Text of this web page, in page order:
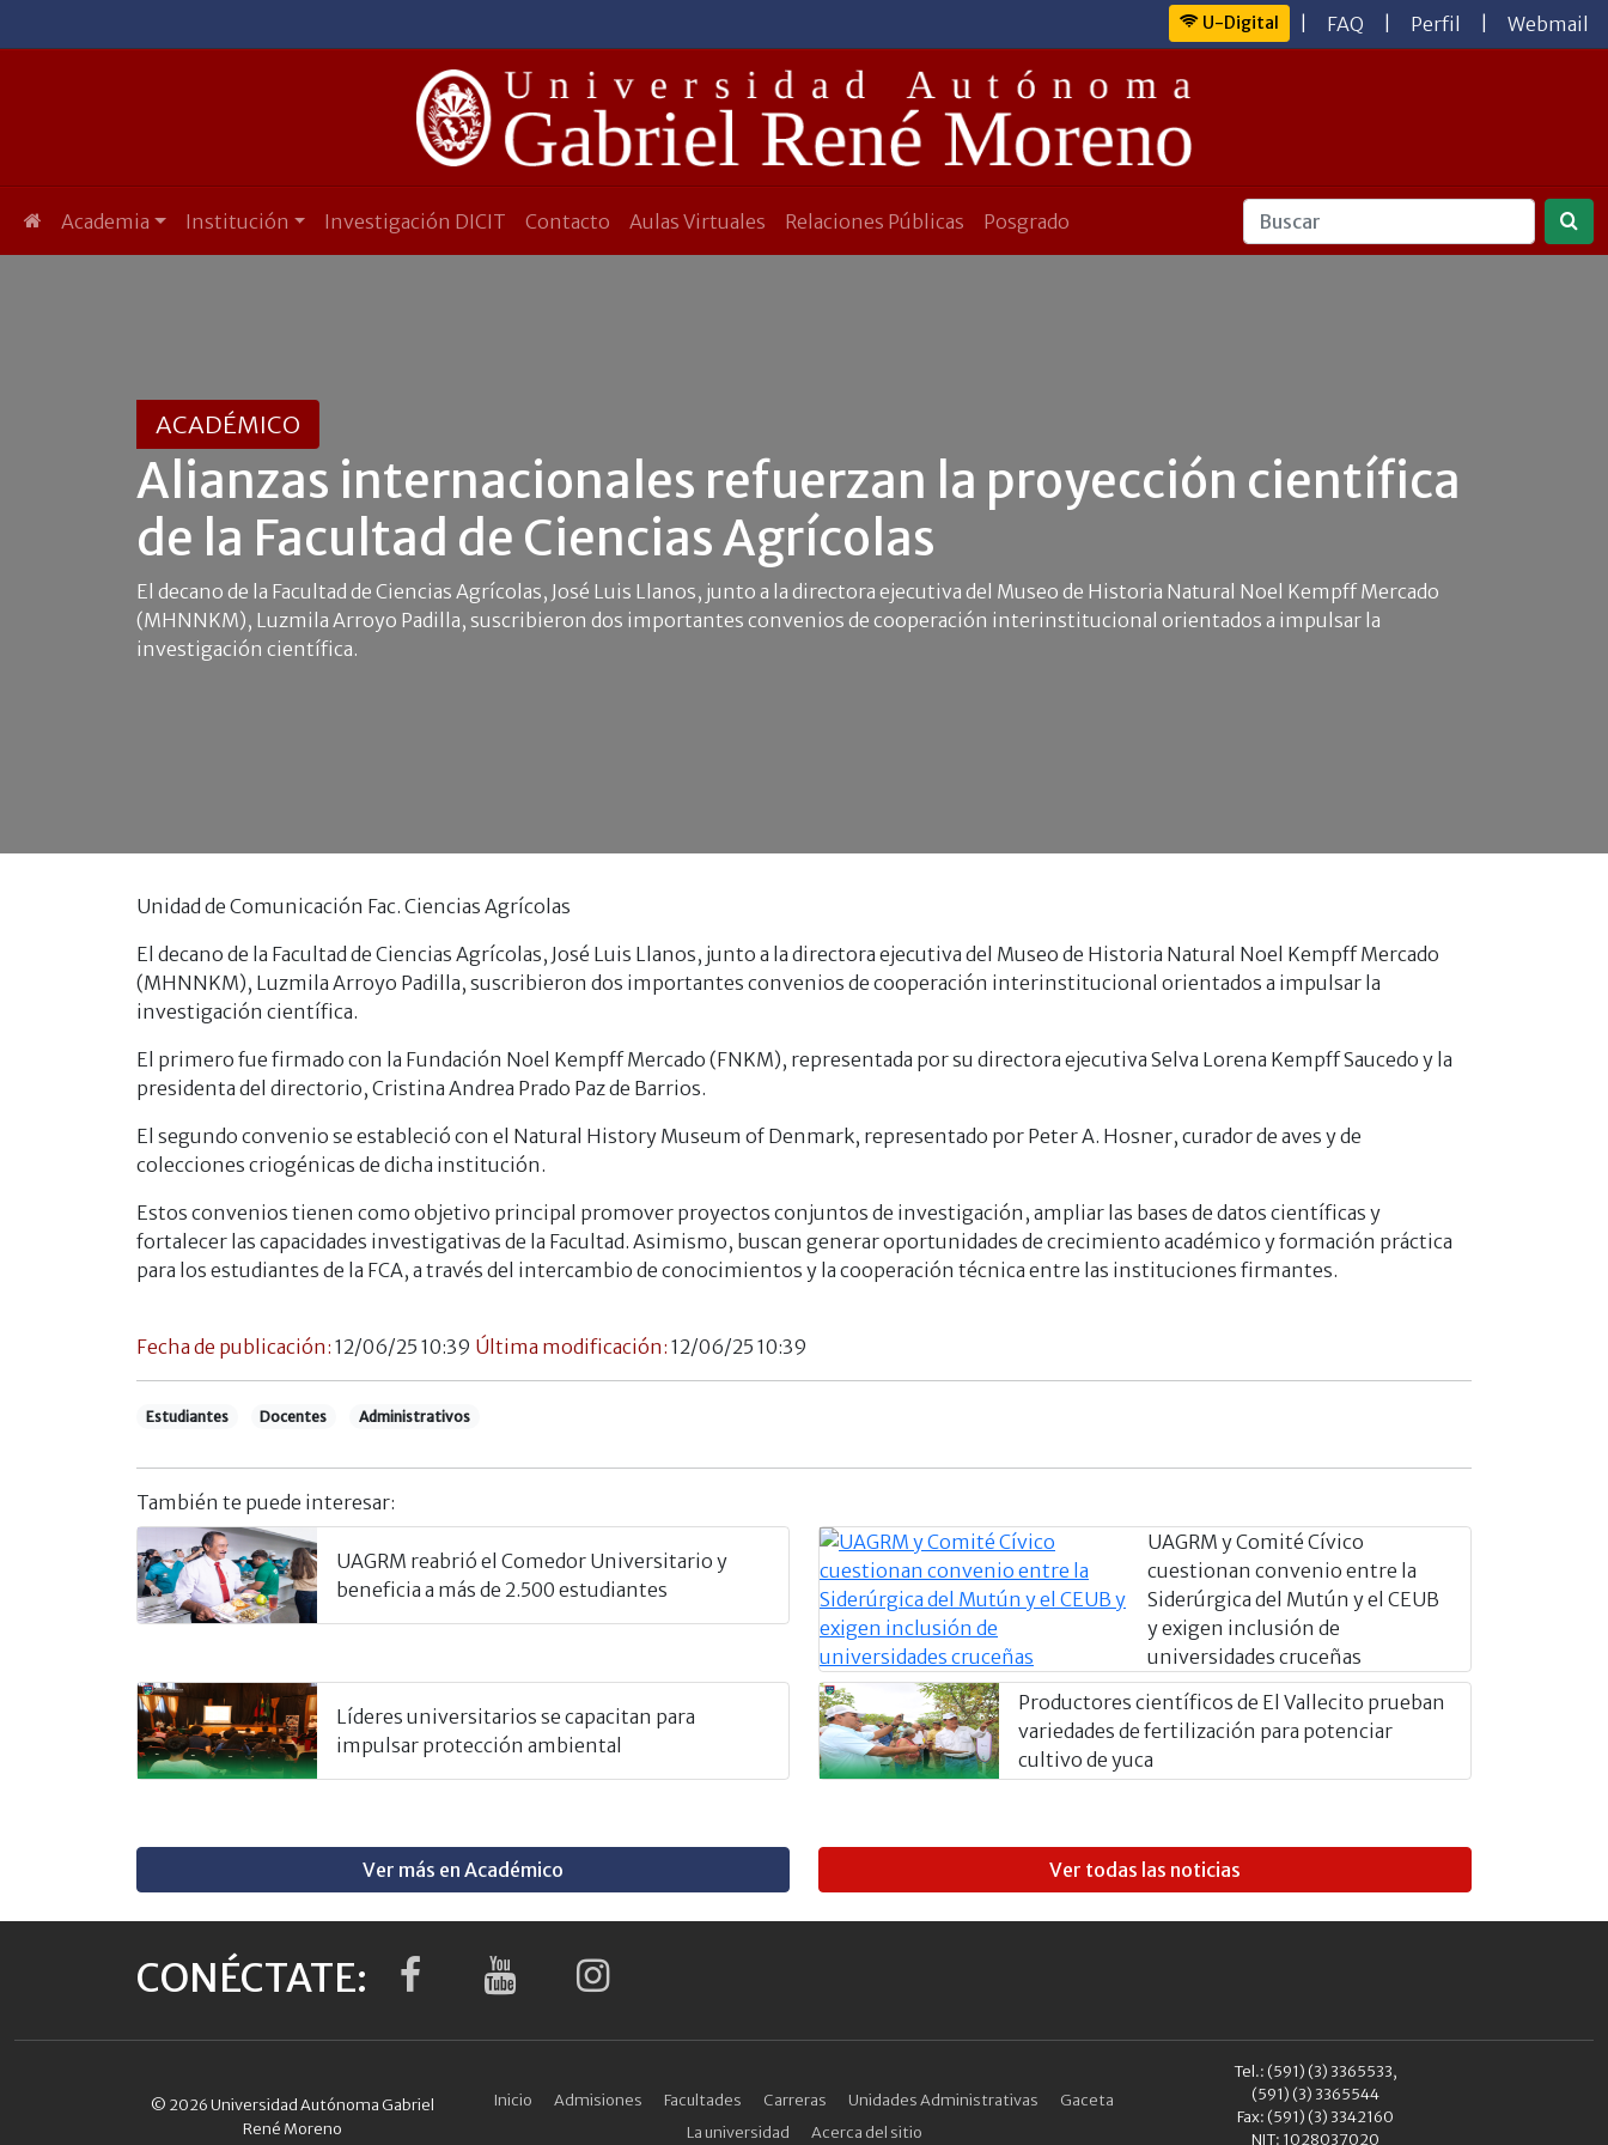
U-Digital FAQ Perfil Webmail
Academia Institución Investigación DICIT Contacto Aulas Virtuales Relaciones Públicas Posgrado
ACADÉMICO
Alianzas internacionales refuerzan la proyección científica
de la Facultad de Ciencias Agrícolas
El decano de la Facultad de Ciencias Agrícolas, José Luis Llanos, junto a la directora ejecutiva del Museo de Historia Natural Noel Kempff Mercado
(MHNNKM), Luzmila Arroyo Padilla, suscribieron dos importantes convenios de cooperación interinstitucional orientados a impulsar la
investigación científica.
Unidad de Comunicación Fac. Ciencias Agrícolas
El decano de la Facultad de Ciencias Agrícolas, José Luis Llanos, junto a la directora ejecutiva del Museo de Historia Natural Noel Kempff Mercado
(MHNNKM), Luzmila Arroyo Padilla, suscribieron dos importantes convenios de cooperación interinstitucional orientados a impulsar la
investigación científica.
El primero fue firmado con la Fundación Noel Kempff Mercado (FNKM), representada por su directora ejecutiva Selva Lorena Kempff Saucedo y la
presidenta del directorio, Cristina Andrea Prado Paz de Barrios.
El segundo convenio se estableció con el Natural History Museum of Denmark, representado por Peter A. Hosner, curador de aves y de
colecciones criogénicas de dicha institución.
Estos convenios tienen como objetivo principal promover proyectos conjuntos de investigación, ampliar las bases de datos científicas y
fortalecer las capacidades investigativas de la Facultad. Asimismo, buscan generar oportunidades de crecimiento académico y formación práctica
para los estudiantes de la FCA, a través del intercambio de conocimientos y la cooperación técnica entre las instituciones firmantes.
Fecha de publicación: 12/06/25 10:39 Última modificación: 12/06/25 10:39
Estudiantes Docentes Administrativos
También te puede interesar:
UAGRM reabrió el Comedor Universitario y
beneficia a más de 2.500 estudiantes
UAGRM y Comité Cívico
cuestionan convenio entre la
Siderúrgica del Mutún y el CEUB
y exigen inclusión de
universidades cruceñas
Líderes universitarios se capacitan para
impulsar protección ambiental
Productores científicos de El Vallecito prueban
variedades de fertilización para potenciar
cultivo de yuca
Ver más en Académico Ver todas las noticias
CONÉCTATE:
© 2026 Universidad Autónoma Gabriel
René Moreno
Inicio Admisiones Facultades Carreras Unidades Administrativas
Gaceta
La universidad
Acerca del sitio
Tel.: (591) (3) 3365533,
(591) (3) 3365544
Fax: (591) (3) 3342160
NIT: 1028037020